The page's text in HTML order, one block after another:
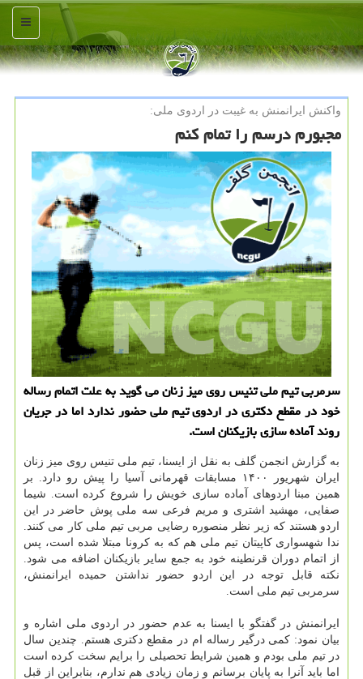
منو
واكنش ایرانمنش به غیبت در اردوی ملی:
مجبورم درسم را تمام كنم
سرمربی تیم ملی تنیس روی میز زنان می گوید به علت اتمام رساله
خود در مقطع دکتری در اردوی تیم ملی حضور ندارد اما در جریان
روند آماده سازی بازیکنان است.
به گزارش انجمن گلف به نقل از ایسنا، تیم ملی تنیس روی میز زنان
ایران شهریور ۱۴۰۰ مسابقات قهرمانی آسیا را پیش رو دارد. بر
همین مبنا اردوهای آماده سازی خویش را شروع کرده است. شیما
صفایی، مهشید اشتری و مریم فرعی سه ملی پوش حاضر در این
اردو هستند که زیر نظر منصوره رضایی مربی تیم ملی کار می کنند.
ندا شهسواری کاپیتان تیم ملی هم که به کرونا مبتلا شده است، پس
از اتمام دوران قرنطینه خود به جمع سایر بازیکنان اضافه می شود.
نکته قابل توجه در این اردو حضور نداشتن حمیده ایرانمنش،
سرمربی تیم ملی است.
ایرانمنش در گفتگو با ایسنا به عدم حضور در اردوی ملی اشاره و
بیان نمود: کمی درگیر رساله ام در مقطع دکتری هستم. چندین سال
در تیم ملی بودم و همین شرایط تحصیلی را برایم سخت کرده است
اما باید آنرا به پایان برسانم و زمان زیادی هم ندارم، بنابراین از قبل